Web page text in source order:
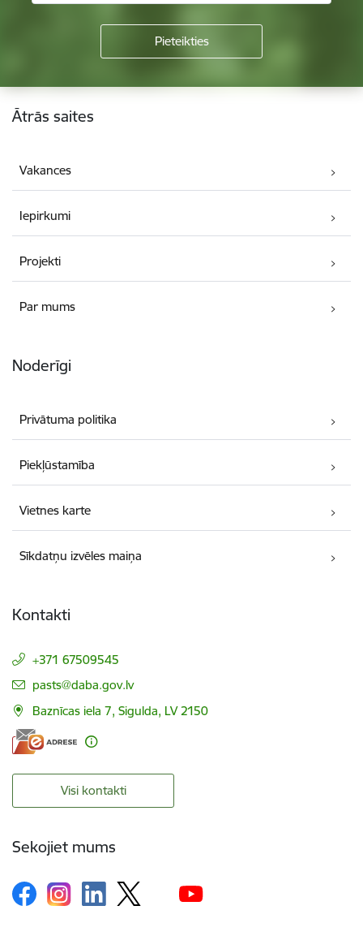
Kājene
Ātrās saites
Vakances
Iepirkumi
Projekti
Par mums
Noderīgi
Privātuma politika
Piekļūstamība
Vietnes karte
Sīkdatņu izvēles maiņa
Kontakti
+371 67509545
E-pasts:
pasts@daba.gov.lv
Baznīcas iela 7, Sigulda, LV 2150
Visi kontakti
Sekojiet mums